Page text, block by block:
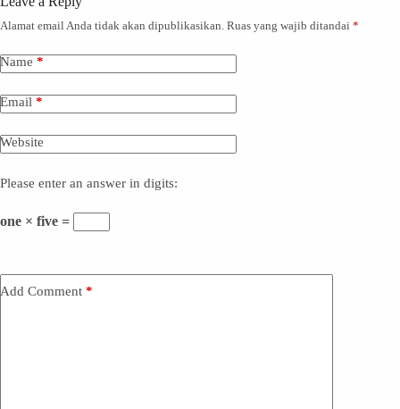
Alamat email Anda tidak akan dipublikasikan. Ruas yang wajib ditandai *
Name *
Email *
Website
Please enter an answer in digits:
one × five =
Add Comment *